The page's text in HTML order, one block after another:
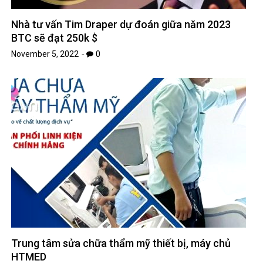
Nhà tư vấn Tim Draper dự đoán giữa năm 2023
BTC sẽ đạt 250k $
November 5, 2022 0
Trung tâm sửa chữa thẩm mỹ thiết bị, máy chủ
HTMED